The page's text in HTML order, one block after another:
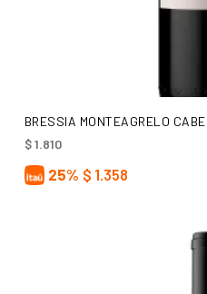
AÑADIR
BRESSIA MONTEAGRELO
$1.810
25% $ 1.358